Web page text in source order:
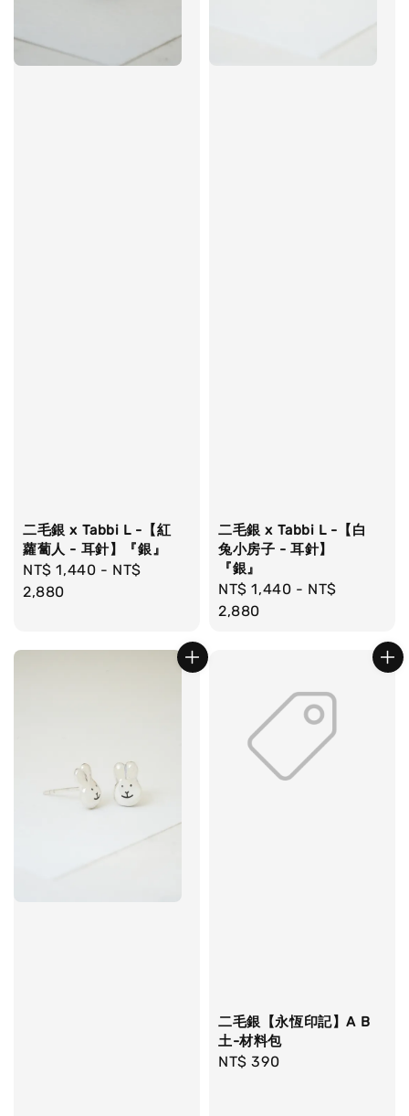
二毛銀 x Tabbi L -【紅
蘿蔔人 - 耳針】『銀』
Regular
price
NT$ 1,440 - NT$
2,880
二毛銀 x Tabbi L -【白
兔小房子 - 耳針】
『銀』
Regular
price
NT$ 1,440 - NT$
2,880
二毛銀【永恆印記】A B
土-材料包
Regular
NT$ 390